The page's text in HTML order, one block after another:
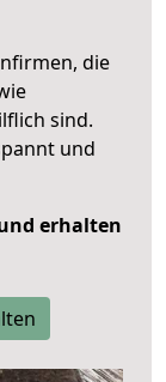
die
sind.
und
erhalten